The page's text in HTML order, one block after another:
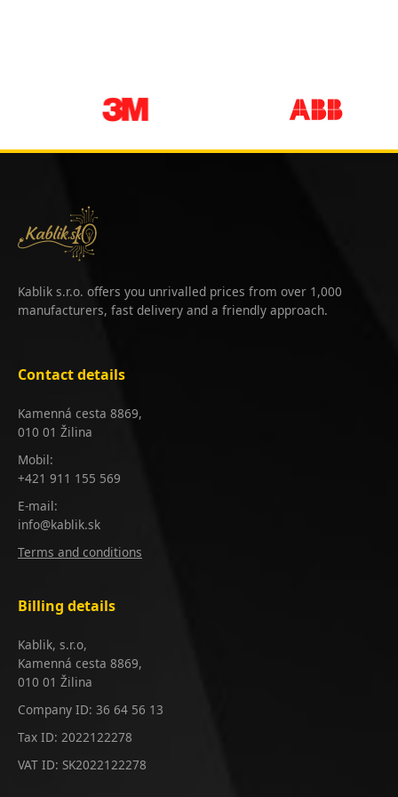
Kablik s.r.o. offers you unrivalled prices from over 1,000
manufacturers, fast delivery and a friendly approach.
Contact details
Kamenná cesta 8869,
010 01 Žilina
Mobil:
+421 911 155 569
E-mail:
info@kablik.sk
Terms and conditions
Billing details
Kablik, s.r.o,
Kamenná cesta 8869,
010 01 Žilina
Company ID: 36 64 56 13
Tax ID: 2022122278
VAT ID: SK2022122278